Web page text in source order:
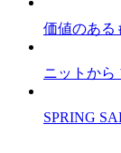
価値のある
ニットから
SPRING